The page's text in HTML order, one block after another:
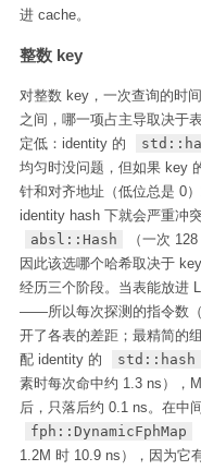
进 cache。
整数 key
对整数 key，一次查询的时
之间，哪一项占主导取决于
定低：identity 的
均匀时没问题，但如果 key
针和对齐地址（低位总是 0
identity hash 下就会严重冲
absl::Hash
（一次
因此该选哪个哈希取决于
经历三个阶段。当表能放进
——所以每次探测的指令数
开了各表的差距；最精简的
配 identity 的
std::hash
素时每次命中约 1.3 ns），
后，只落后约 0.1 ns。在中
fph::DynamicFphMap
1.2M 时 10.9 ns），因为它